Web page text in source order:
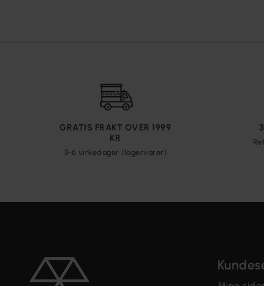
GRATIS FRAKT OVER 1999
KR
3-6 virkedager (lagervarer)